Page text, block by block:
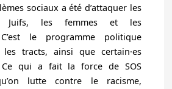
sociaux a été d’attaquer les
Juifs, les femmes et les
C’est le programme politique
tracts, ainsi que certain·es
Ce qui a fait la force de SOS
lutte contre le racisme,